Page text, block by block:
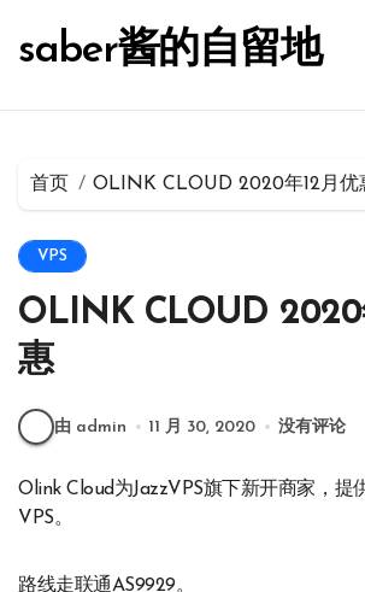
saber酱的自留地
首页 OLINK CLOUD 2020年12月优
VPS
OLINK CLOUD 2020
惠
由 admin 11 月 30, 2020 没有评论
Olink Cloud为JazzVPS旗下新开商家，提供德国富兰克林的
VPS。
路线走联通AS9929。